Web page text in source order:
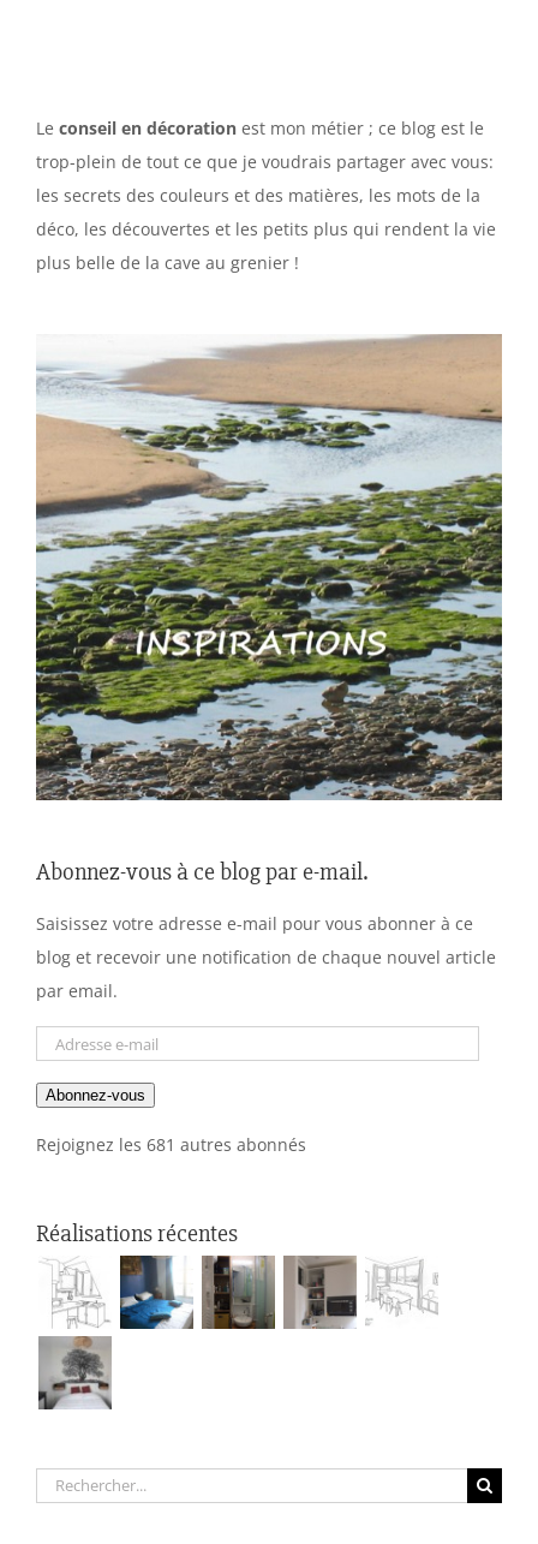
Le conseil en décoration est mon métier ; ce blog est le
trop-plein de tout ce que je voudrais partager avec vous:
les secrets des couleurs et des matières, les mots de la
déco, les découvertes et les petits plus qui rendent la vie
plus belle de la cave au grenier !
Abonnez-vous à ce blog par e-mail.
Saisissez votre adresse e-mail pour vous abonner à ce
blog et recevoir une notification de chaque nouvel article
par email.
Adresse
mail
Abonnez-vous
Rejoignez les 681 autres abonnés
Réalisations récentes
Rechercher: